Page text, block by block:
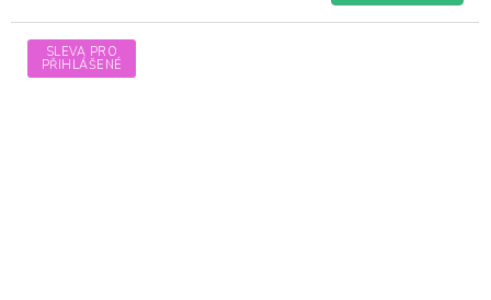
SLEVA PRO
PŘIHLÁŠENÉ